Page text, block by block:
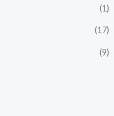
(1)
(17)
(9)